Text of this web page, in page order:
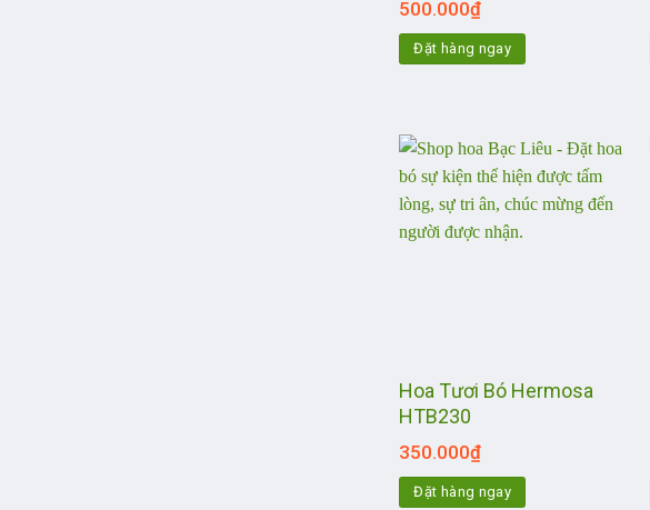
500.000₫
Đặt hàng ngay
Hoa Tươi Bó Hermosa
HTB230
350.000₫
Đặt hàng ngay